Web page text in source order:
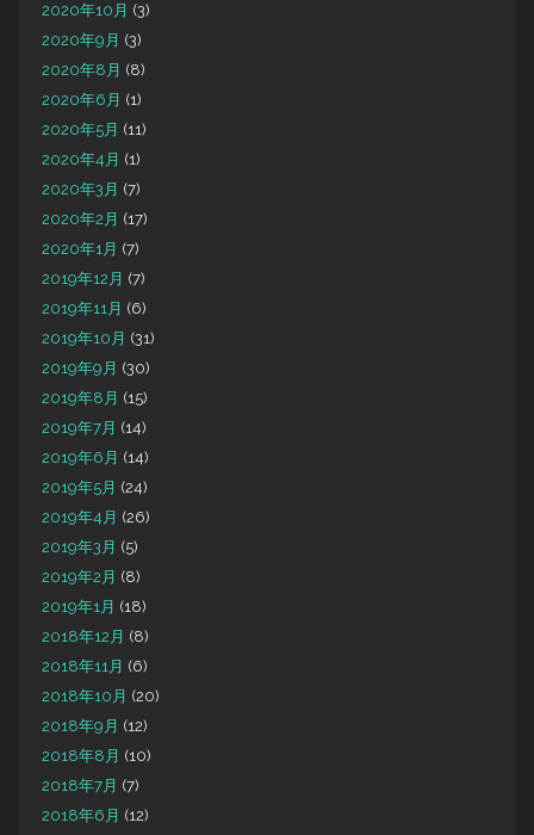
2020年10月 (3)
2020年9月 (3)
2020年8月 (8)
2020年6月 (1)
2020年5月 (11)
2020年4月 (1)
2020年3月 (7)
2020年2月 (17)
2020年1月 (7)
2019年12月 (7)
2019年11月 (6)
2019年10月 (31)
2019年9月 (30)
2019年8月 (15)
2019年7月 (14)
2019年6月 (14)
2019年5月 (24)
2019年4月 (26)
2019年3月 (5)
2019年2月 (8)
2019年1月 (18)
2018年12月 (8)
2018年11月 (6)
2018年10月 (20)
2018年9月 (12)
2018年8月 (10)
2018年7月 (7)
2018年6月 (12)